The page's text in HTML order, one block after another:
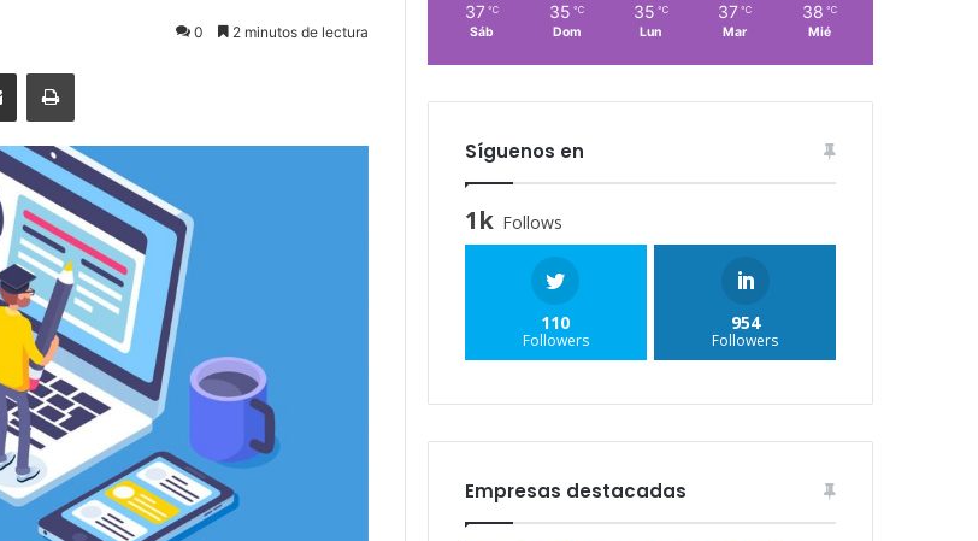
0 2 minutos de lectura
Compartir por correo electrónicoImprimir
37 ℃
Sáb
35 ℃
Dom
35 ℃
Lun
37 ℃
Mar
38 ℃
Mié
Síguenos en
1k Follows
110
Followers
954
Followers
Empresas destacadas